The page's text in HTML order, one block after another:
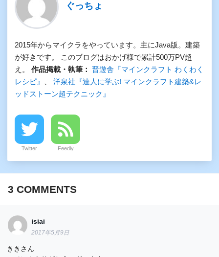
ぐっちょ
2015年からマイクラをやっています。主にJava版。建築
が好きです。 このブログはおかげ様で累計500万PV超
え。 作品掲載・執筆： 晋遊舎『マインクラフト わくわく
レシピ』
洋泉社『達人に学ぶ! マインクラフト建築&レ
ッドストーン超テクニック』
Twitter Feedly
3 COMMENTS
isiai
2017年5月9日
ききさん